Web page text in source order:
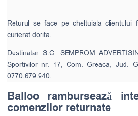
Returul se face pe cheltuiala clientului
curierat dorita.
Destinatar S.C. SEMPROM
Sportivilor nr. 17, Com. Greaca, Jud.
0770.679.940.
Balloo rambursează
comenzilor returnate